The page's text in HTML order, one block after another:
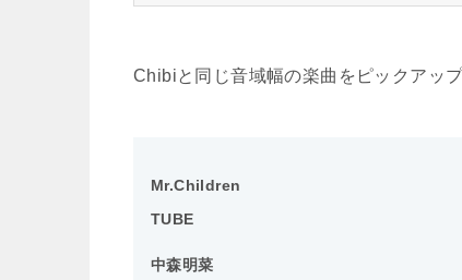
Chibiと同じ音域幅の楽曲をピックアップ
Mr.Children
TUBE
中森明菜